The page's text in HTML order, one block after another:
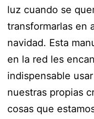
luz cuando se
transformarlas en
navidad. Esta
en la red les
indispensable
nuestras propias
cosas que